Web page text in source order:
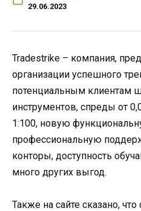
29.06.2023
Tradestrike – компания,
организации успешного
потенциальным клиентам
инструментов, спреды от
1:100, новую
профессиональную
конторы, доступность
много других выгод.
Также на сайте сказано,